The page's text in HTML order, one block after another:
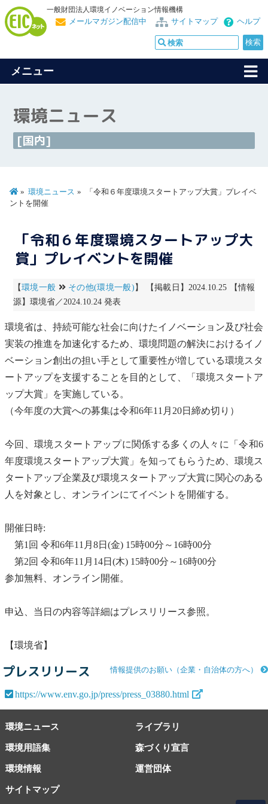
一般財団法人環境イノベーション情報機構
ヘルプ
サイトマップ
メールマガジン配信中
メニュー
環境ニュース
[国内]
環境ニュース
「令和６年度環境スタートアップ大賞」プレイベ
ントを開催
「令和６年度環境スタートアップ大
賞」プレイベントを開催
【環境一般 その他(環境一般) 】 【掲載日】2024.10.25 【情報
源】環境省／2024.10.24 発表
環境省は、持続可能な社会に向けたイノベーション及び社会
実装の推進を加速化するため、環境問題の解決におけるイノ
ベーション創出の担い手として重要性が増している環境スタ
ートアップを支援することを目的として、「環境スタートア
ップ大賞」を実施している。
（今年度の大賞への募集は令和6年11月20日締め切り）
今回、環境スタートアップに関係する多くの人々に「令和6
年度環境スタートアップ大賞」を知ってもらうため、環境ス
タートアップ企業及び環境スタートアップ大賞に関心のある
人を対象とし、オンラインにてイベントを開催する。
開催日時:
第1回 令和6年11月8日(金) 15時00分～16時00分
第2回 令和6年11月14日(木) 15時00分～16時00分
参加無料、オンライン開催。
申込、当日の内容等詳細はプレスリリース参照。
【環境省】
情報提供のお願い（企業・自治体の方へ）
プレスリリース
https://www.env.go.jp/press/press_03880.html
環境ニュース ライブラリ
環境用語集 森づくり宣言
環境情報
サイトマップ
運営団体